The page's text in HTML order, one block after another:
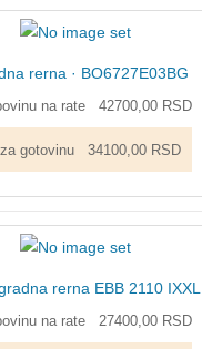
rerna · BO6727E03BG
na rate 42700,00 RSD
gotovinu 34100,00 RSD
rerna EBB 2110 IXXL
na rate 27400,00 RSD